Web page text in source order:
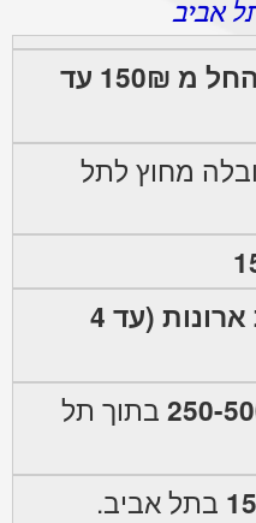
אביב
מחיר הובלות קטנות החל מ 150₪ עד
להובלה מחוץ לתל
מחירון פירוק והרכבת ארונות (עד 4
בתוך תל
בתל אביב.